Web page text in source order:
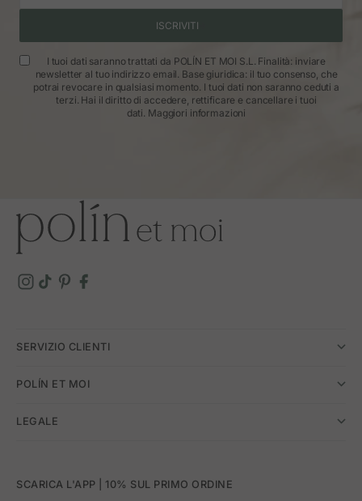
ISCRIVITI
I tuoi dati saranno trattati da POLÍN ET MOI S.L. Finalità: inviare
newsletter al tuo indirizzo email. Base giuridica: il tuo consenso, che
potrai revocare in qualsiasi momento. I tuoi dati non saranno ceduti a
terzi. Hai il diritto di accedere, rettificare e cancellare i tuoi
dati. Maggiori informazioni
SERVIZIO CLIENTI
POLÍN ET MOI
LEGALE
SCARICA L'APP | 10% SUL PRIMO ORDINE